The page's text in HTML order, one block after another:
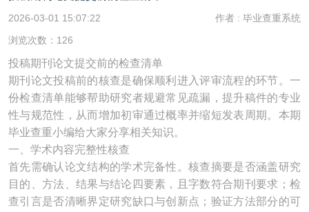
2026-03-01 15:07:22 作者 : 毕业查重系统
浏览次数：126
投稿期刊论文提交前的检查清单
期刊论文投稿前的核查是确保顺利进入评审流程的环节。一
份检查清单能够帮助研究者规避常见疏漏，提升稿件的专业
性与规范性，从而增加初审通过概率并缩短发表周期。本期
毕业查重小编给大家分享相关知识。
一、学术内容完整性核查
首先需确认论文结构的学术完备性。核查摘要是否涵盖研究
目的、方法、结果与结论四要素，且字数符合期刊要求；检
查引言是否清晰界定研究缺口与创新点；验证方法部分的可